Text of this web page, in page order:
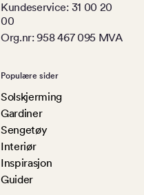
Kundeservice: 31 00 20
00
Org.nr: 958 467 095 MVA
Populære sider
Solskjerming
Gardiner
Sengetøy
Interiør
Inspirasjon
Guider